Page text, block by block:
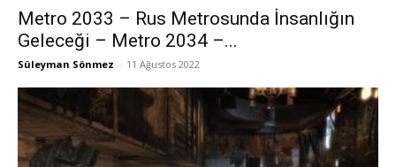
Metro 2033 – Rus Metrosunda İnsanlığın
Geleceği – Metro 2034 –...
Süleyman Sönmez - 11 Ağustos 2022